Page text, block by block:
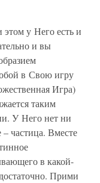
у Него есть и
и вы
в Свою игру
Игра)
таким
У Него нет ни
частица. Вместе
в какой-
Прими